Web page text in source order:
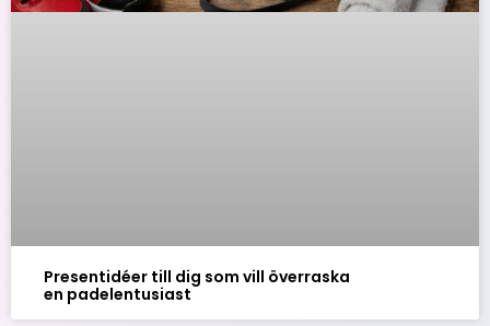
Presentidéer till dig som vill överraska
en padelentusiast